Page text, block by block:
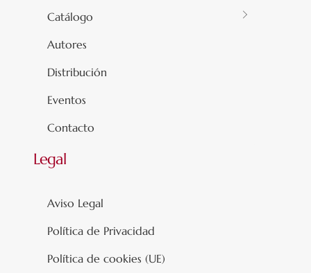
Catálogo
Autores
Distribución
Eventos
Contacto
Legal
Aviso Legal
Política de Privacidad
Política de cookies (UE)